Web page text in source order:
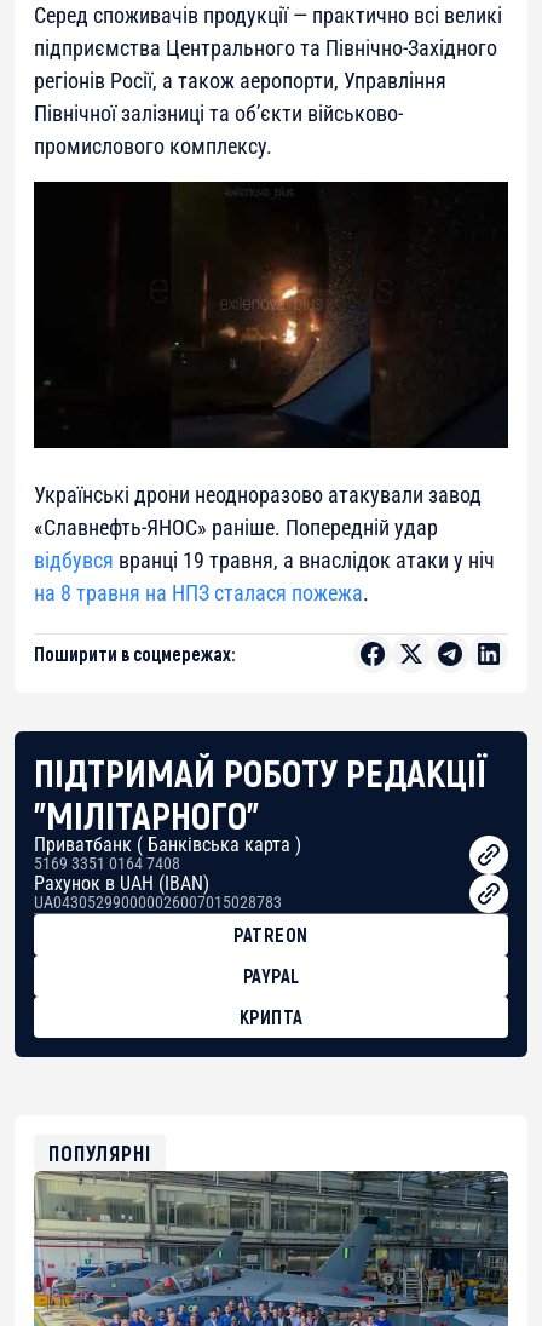
Серед споживачів продукції — практично всі великі
підприємства Центрального та Північно-Західного
регіонів Росії, а також аеропорти, Управління
Північної залізниці та об’єкти військово-
промислового комплексу.
Українські дрони неодноразово атакували завод
«Славнефть-ЯНОС» раніше. Попередній удар
відбувся вранці 19 травня, а внаслідок атаки у ніч
на 8 травня на НПЗ сталася пожежа.
Поширити в соцмережах:
ПІДТРИМАЙ РОБОТУ РЕДАКЦІЇ
"МІЛІТАРНОГО"
Приватбанк ( Банківська карта )
5169 3351 0164 7408
Рахунок в UAH (IBAN)
UA043052990000026007015028783
PATREON
PAYPAL
КРИПТА
0xfD02863D3289416fcF50975c9DFda13623f97758
ПОПУЛЯРНІ